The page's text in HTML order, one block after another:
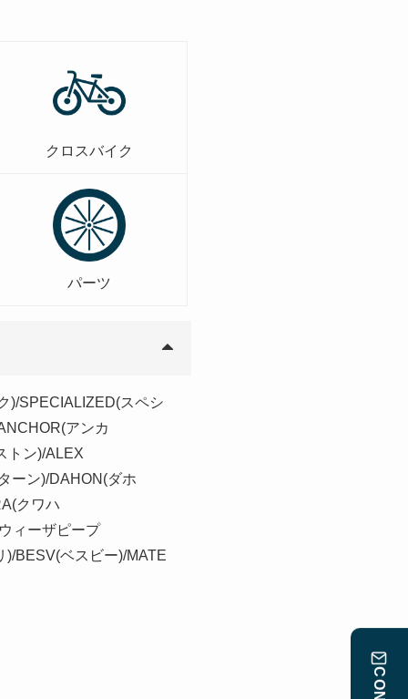
クロスバイク
パーツ
)/SPECIALIZED(スペシ
アンカ
トン)/ALEX
ーン)/DAHON(ダホ
クワハ
ィーザピープ
)/BESV(ベスビー)/MATE